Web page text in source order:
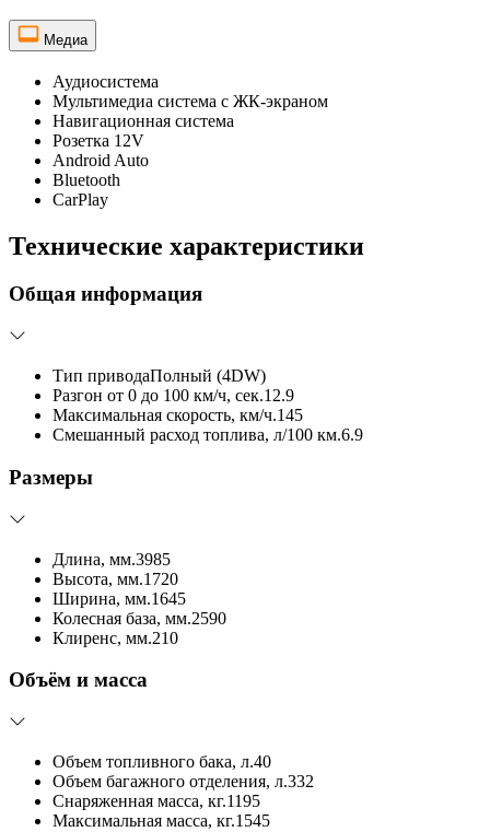
Медиа
Аудиосистема
Мультимедиа система с ЖК-экраном
Навигационная система
Розетка 12V
Android Auto
Bluetooth
CarPlay
Технические характеристики
Общая информация
Тип приводаПолный (4DW)
Разгон от 0 до 100 км/ч, сек.12.9
Максимальная скорость, км/ч.145
Смешанный расход топлива, л/100 км.6.9
Размеры
Длина, мм.3985
Высота, мм.1720
Ширина, мм.1645
Колесная база, мм.2590
Клиренс, мм.210
Объём и масса
Объем топливного бака, л.40
Объем багажного отделения, л.332
Снаряженная масса, кг.1195
Максимальная масса, кг.1545